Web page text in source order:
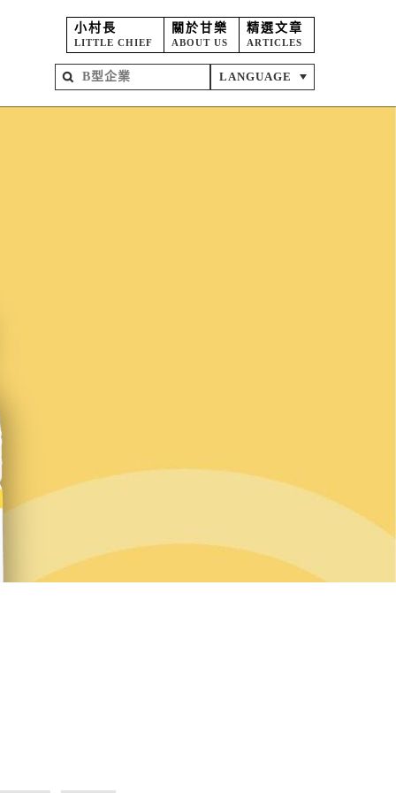
小村長
LITTLE CHIEF
關於甘樂
ABOUT US
精選文章
ARTICLES
LANGUAGE